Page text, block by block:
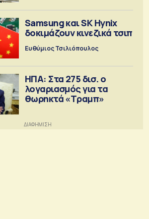
Samsung και SK Hynix
δοκιμάζουν κινεζικά τσιπ
Ευθύμιος Τσιλιόπουλος
ΗΠΑ: Στα 275 δισ. ο
λογαριασμός για τα
θωρηκτά «Τραμπ»